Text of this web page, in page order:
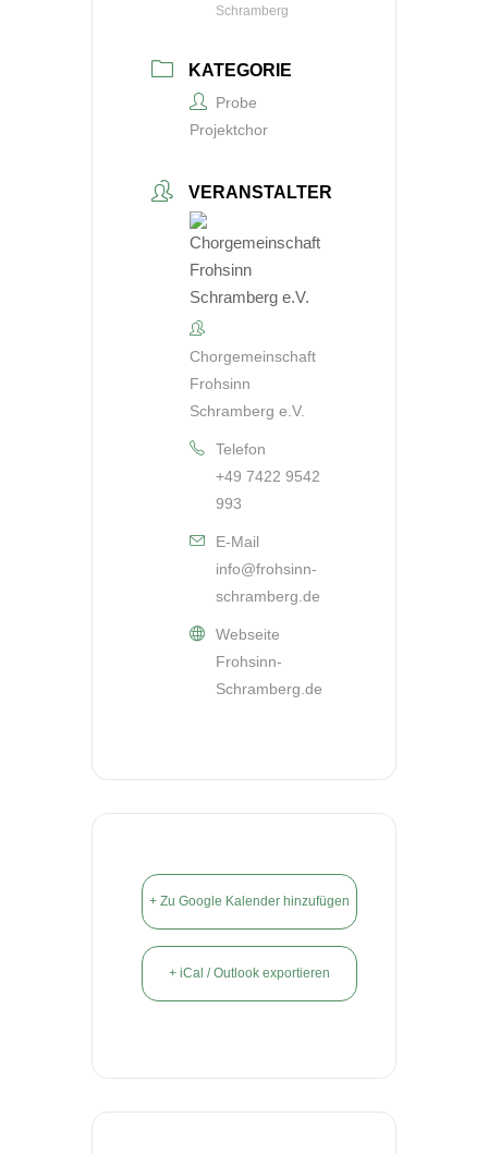
Schramberg
KATEGORIE
Probe
Projektchor
VERANSTALTER
Chorgemeinschaft
Frohsinn
Schramberg e.V.
Telefon
+49 7422 9542
993
E-Mail
info@frohsinn-
schramberg.de
Webseite
Frohsinn-
Schramberg.de
+ Zu Google Kalender hinzufügen
+ iCal / Outlook exportieren